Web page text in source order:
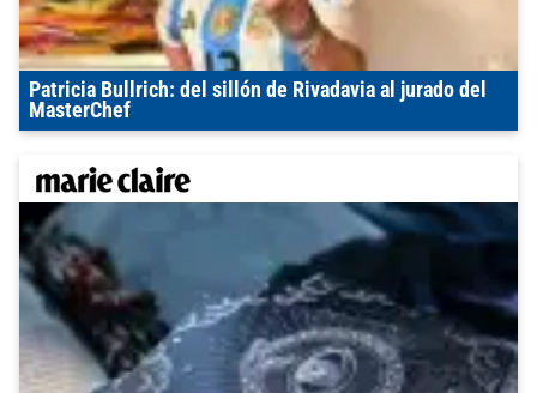
Patricia Bullrich: del sillón de Rivadavia al jurado del
MasterChef